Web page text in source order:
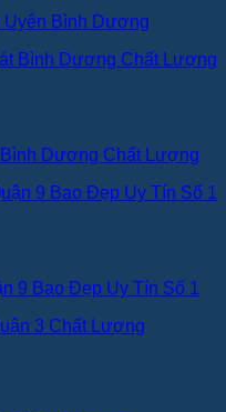
Uyên Bình Dương
Dương Chất Lượng
9 Bao Đẹp Uy Tín Số 1